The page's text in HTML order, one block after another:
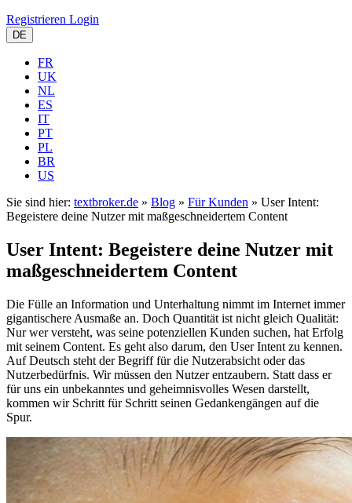
Registrieren Login
DE
FR
UK
NL
ES
IT
PT
PL
BR
US
Sie sind hier: textbroker.de » Blog » Für Kunden » User Intent:
Begeistere deine Nutzer mit maßgeschneidertem Content
User Intent: Begeistere deine Nutzer mit
maßgeschneidertem Content
Die Fülle an Information und Unterhaltung nimmt im Internet immer
gigantischere Ausmaße an. Doch Quantität ist nicht gleich Qualität:
Nur wer versteht, was seine potenziellen Kunden suchen, hat Erfolg
mit seinem Content. Es geht also darum, den User Intent zu kennen.
Auf Deutsch steht der Begriff für die Nutzerabsicht oder das
Nutzerbedürfnis. Wir müssen den Nutzer entzaubern. Statt dass er
für uns ein unbekanntes und geheimnisvolles Wesen darstellt,
kommen wir Schritt für Schritt seinen Gedankengängen auf die
Spur.